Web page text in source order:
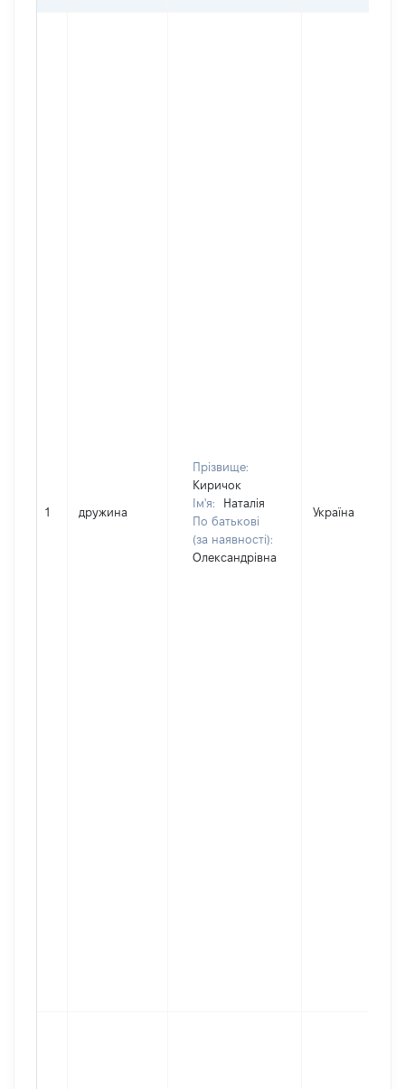
1 дружина
Прізвище:
Киричок
Ім'я:
Наталія
По батькові
(за наявності):
Олександрівна
Україна